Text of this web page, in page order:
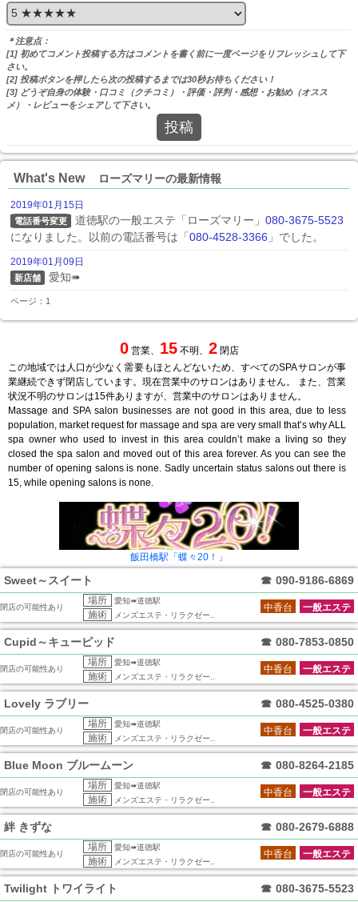
＊注意点：
[1] 初めてコメント投稿する方はコメントを書く前に一度ページをリフレッシュして下
さい。
[2] 投稿ボタンを押したら次の投稿するまでは30秒お待ちください！
[3] どうぞ自身の体験・口コミ（クチコミ）・評価・評判・感想・お勧め（オスス
メ）・レビューをシェアして下さい。
投稿
What's New ローズマリーの最新情報
2019年01月15日
電話番号変更 道徳駅の一般エステ「ローズマリー」 080-3675-5523
になりました。以前の電話番号は「 080-4528-3366 」でした。
2019年01月09日
新店舗 愛知➠
ページ：1
0営業、 15不明、 2閉店
この地域では人口が少なく需要もほとんどないため、すべてのSPAサロンが事
業継続できず閉店しています。現在営業中のサロンはありません。 また、営業
状況不明のサロンは15件ありますが、営業中のサロンはありません。
Massage and SPA salon businesses are not good in this area, due to less
population, market request for massage and spa are very small that’s why ALL
spa owner who used to invest in this area couldn’t make a living so they
closed the spa salon and moved out of this area forever. As you can see the
number of opening salons is none. Sadly uncertain status salons out there is
15, while opening salons is none.
飯田橋駅「蝶々20！」
Sweet～スイート ☎ 090-9186-6869
閉店の可能性あり
場所 愛知➠道徳駅
施術 メンズエステ・リラクゼー..
一般エステ
中香台
Cupid～キューピッド ☎ 080-7853-0850
閉店の可能性あり
場所 愛知➠道徳駅
施術 メンズエステ・リラクゼー..
一般エステ
中香台
Lovely ラブリー ☎ 080-4525-0380
閉店の可能性あり
場所 愛知➠道徳駅
施術 メンズエステ・リラクゼー..
一般エステ
中香台
Blue Moon ブルームーン ☎ 080-8264-2185
閉店の可能性あり
場所 愛知➠道徳駅
施術 メンズエステ・リラクゼー..
一般エステ
中香台
絆 きずな ☎ 080-2679-6888
閉店の可能性あり
場所 愛知➠道徳駅
施術 メンズエステ・リラクゼー..
一般エステ
中香台
Twilight トワイライト ☎ 080-3675-5523